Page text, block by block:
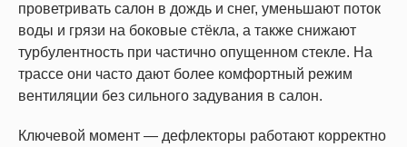
проветривать салон в дождь и снег, уменьшают поток
воды и грязи на боковые стёкла, а также снижают
турбулентность при частично опущенном стекле. На
трассе они часто дают более комфортный режим
вентиляции без сильного задувания в салон.
Ключевой момент — дефлекторы работают корректно